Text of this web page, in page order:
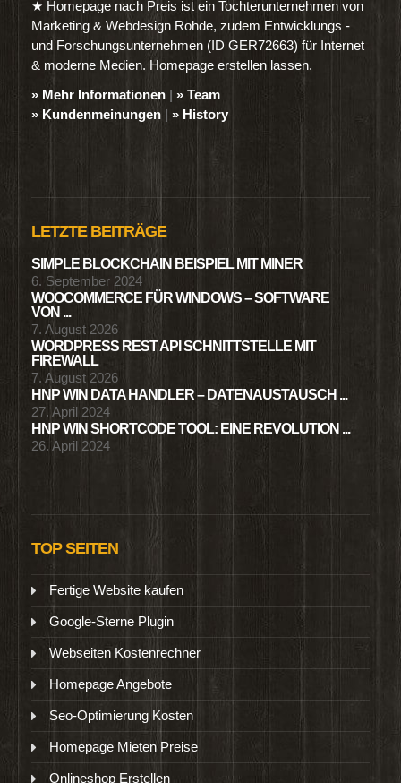
★ Homepage nach Preis ist ein Tochterunternehmen von
Marketing & Webdesign Rohde, zudem Entwicklungs -
und Forschungsunternehmen (ID GER72663) für Internet
& moderne Medien. Homepage erstellen lassen.
» Mehr Informationen | » Team
» Kundenmeinungen | » History
LETZTE BEITRÄGE
SIMPLE BLOCKCHAIN BEISPIEL MIT MINER
6. September 2024
WOOCOMMERCE FÜR WINDOWS – SOFTWARE
VON ...
7. August 2026
WORDPRESS REST API SCHNITTSTELLE MIT
FIREWALL
7. August 2026
HNP WIN DATA HANDLER – DATENAUSTAUSCH ...
27. April 2024
HNP WIN SHORTCODE TOOL: EINE REVOLUTION ...
26. April 2024
TOP SEITEN
Fertige Website kaufen
Google-Sterne Plugin
Webseiten Kostenrechner
Homepage Angebote
Seo-Optimierung Kosten
Homepage Mieten Preise
Onlineshop Erstellen